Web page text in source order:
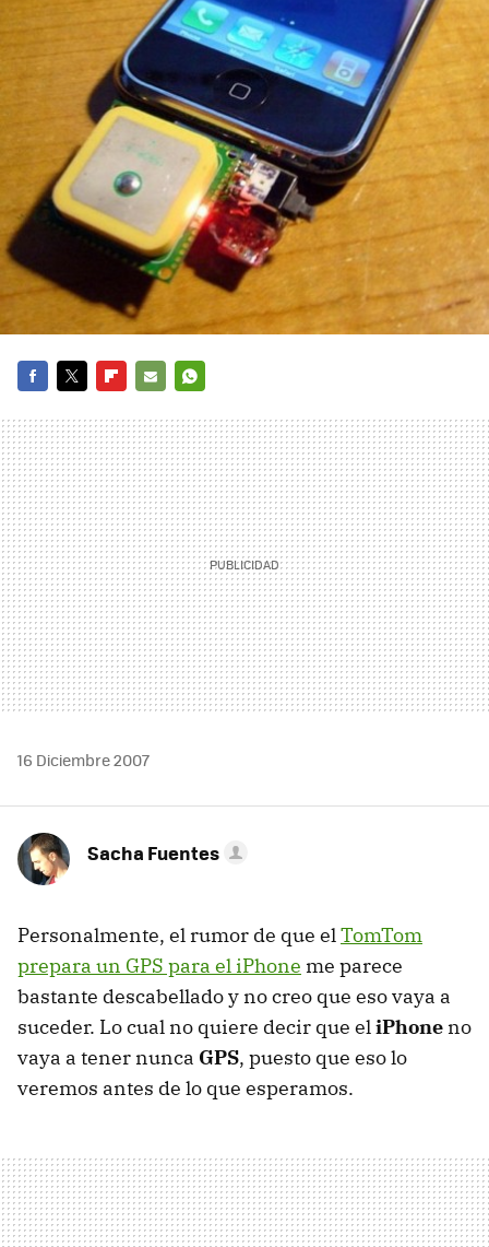
MAIL
16 Diciembre 2007
Sacha Fuentes
Personalmente, el rumor de que elTomTom
prepara un GPS para el iPhone me parece
bastante descabellado y no creo que eso vaya a
suceder. Lo cual no quiere decir que eliPhone no
vaya a tener nunca GPS, puesto que eso lo
veremos antes de lo que esperamos.